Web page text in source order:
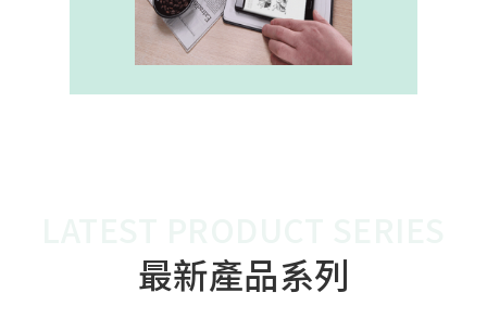
裝置中仍維持高精度與穩定度，讓產
品能夠以最自然的方式，將紙本與數
位內容緊密連結。
最新產品系列